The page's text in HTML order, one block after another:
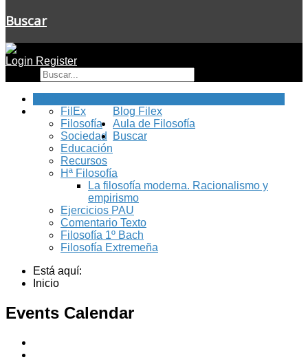
Buscar
Login Register
Blog Filex
FilEx
Filosofía
Sociedad
Educación
Recursos
Aula de Filosofía
Hª Filosofía
La filosofía moderna. Racionalismo y
empirismo
Ejercicios PAU
Comentario Texto
Filosofía 1º Bach
Filosofía Extremeña
Buscar
Está aquí:
Inicio
Events Calendar